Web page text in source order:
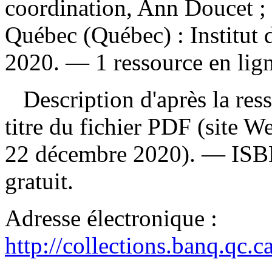
coordination, Ann Doucet
Québec (Québec) : Institut
2020. — 1 ressource en
Description d'après la
titre du fichier PDF (site
22 décembre 2020). —
gratuit.
Adresse électronique :
http://